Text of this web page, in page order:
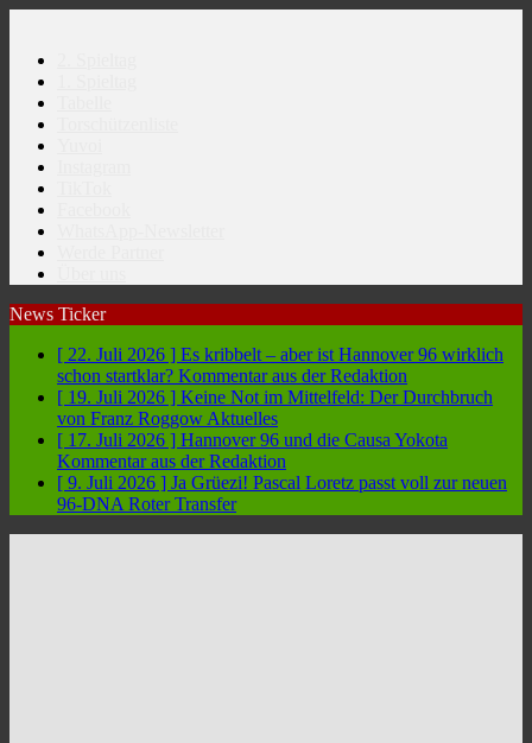
News Ticker
[ 22. Juli 2026 ] Es kribbelt – aber ist Hannover 96 wirklich
schon startklar? Kommentar aus der Redaktion
[ 19. Juli 2026 ] Keine Not im Mittelfeld: Der Durchbruch
von Franz Roggow Aktuelles
[ 17. Juli 2026 ] Hannover 96 und die Causa Yokota
Kommentar aus der Redaktion
[ 9. Juli 2026 ] Ja Grüezi! Pascal Loretz passt voll zur neuen
96-DNA Roter Transfer